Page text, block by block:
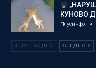
КУНОВО
Плусинфо
ПРЕТХОДНО СЛЕДНО